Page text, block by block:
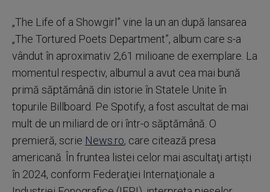
„The Life of a Showgirl” vine la un an după lansarea
„The Tortured Poets Department”, album care s-a
vândut în aproximativ 2,61 milioane de exemplare. La
momentul respectiv, albumul a avut cea mai bună
primă săptămână din istorie în Statele Unite în
topurile Billboard. Pe Spotify, a fost ascultat de mai
mult de un miliard de ori într-o săptămână. O
premieră, scrie News.ro, care citează presa
americană. În fruntea listei celor mai ascultaţi artişti
în 2024, conform Federaţiei Internaţionale a